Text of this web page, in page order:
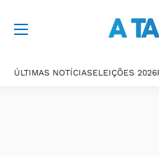
ÚLTIMAS NOTÍCIASELEIÇÕES 2026